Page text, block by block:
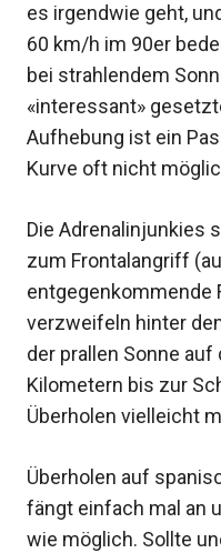
es irgendwie geht,
60 km/h im 90er
bei strahlendem
«interessant»
Aufhebung ist ein
Kurve oft nicht
Die Adrenalinjunkies
zum Frontalangriff
entgegenkommende
verzweifeln hinter
der prallen Sonne
Kilometern bis zur
Überholen vielleicht
Überholen auf
fängt einfach mal an
wie möglich. Sollte